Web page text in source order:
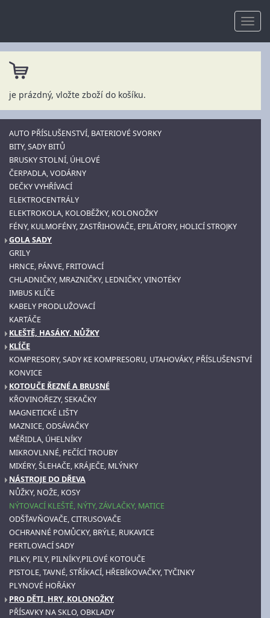
je prázdný, vložte zboží do košíku.
AUTO PŘÍSLUŠENSTVÍ, BATERIOVÉ SVORKY
BITY, SADY BITŮ
BRUSKY STOLNÍ, ÚHLOVÉ
ČERPADLA, VODÁRNY
DEČKY VYHŘÍVACÍ
ELEKTROCENTRÁLY
ELEKTROKOLA, KOLOBĚŽKY, KOLONOŽKY
FÉNY, KULMOFÉNY, ZASTŘIHOVAČE, EPILÁTORY, HOLICÍ STROJKY
GOLA SADY
GRILY
HRNCE, PÁNVE, FRITOVACÍ
CHLADNIČKY, MRAZNIČKY, LEDNIČKY, VINOTÉKY
IMBUS KLÍČE
KABELY PRODLUŽOVACÍ
KARTÁČE
KLEŠTĚ, HASÁKY, NŮŽKY
KLÍČE
KOMPRESORY, SADY KE KOMPRESORU, UTAHOVÁKY, PŘÍSLUŠENSTVÍ
KONVICE
KOTOUČE ŘEZNÉ A BRUSNÉ
KŘOVINOŘEZY, SEKAČKY
MAGNETICKÉ LIŠTY
MAZNICE, ODSÁVAČKY
MĚŘIDLA, ÚHELNÍKY
MIKROVLNNÉ, PEČÍCÍ TROUBY
MIXÉRY, ŠLEHAČE, KRÁJEČE, MLÝNKY
NÁSTROJE DO DŘEVA
NŮŽKY, NOŽE, KOSY
NÝTOVACÍ KLEŠTĚ, NÝTY, ZÁVLAČKY, MATICE
ODŠŤAVŇOVAČE, CITRUSOVAČE
OCHRANNÉ POMŮCKY, BRÝLE, RUKAVICE
PERTLOVACÍ SADY
PILKY, PILY, PILNÍKY,PILOVÉ KOTOUČE
PISTOLE, TAVNÉ, STŘÍKACÍ, HŘEBÍKOVAČKY, TYČINKY
PLYNOVÉ HOŘÁKY
PRO DĚTI, HRY, KOLONOŽKY
PŘÍSAVKY NA SKLO, OBKLADY